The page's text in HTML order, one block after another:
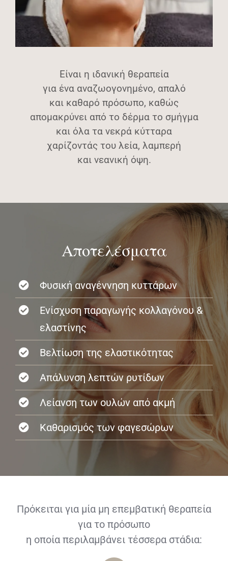
Είναι η ιδανική θεραπεία
για ένα αναζωογονημένο, απαλό
και καθαρό πρόσωπο, καθώς
απομακρύνει από το δέρμα το σμήγμα
και όλα τα νεκρά κύτταρα
χαρίζοντάς του λεία, λαμπερή
και νεανική όψη.
Αποτελέσματα
Φυσική αναγέννηση κυττάρων
Ενίσχυση παραγωγής κολλαγόνου &
ελαστίνης
Βελτίωση της ελαστικότητας
Απάλυνση λεπτών ρυτίδων
Λείανση των ουλών από ακμή
Καθαρισμός των φαγεσώρων
Πρόκειται για μία μη επεμβατική θεραπεία
για το πρόσωπο
η οποία περιλαμβάνει τέσσερα στάδια: